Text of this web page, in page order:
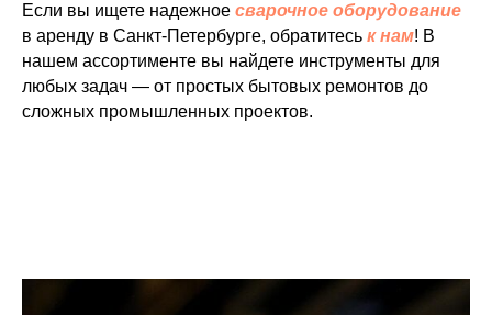
Если вы ищете надежное сварочное оборудование
в аренду в Санкт-Петербурге, обратитесь к нам! В
нашем ассортименте вы найдете инструменты для
любых задач — от простых бытовых ремонтов до
сложных промышленных проектов.